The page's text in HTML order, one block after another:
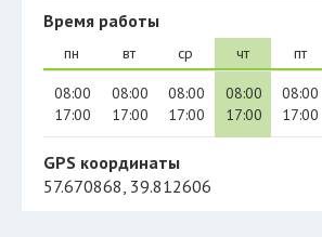
Время работы
пн
08:00
17:00
вт
08:00
17:00
ср
08:00
17:00
чт
08:00
17:00
пт
08:00
17:00
GPS координаты
57.670868, 39.812606